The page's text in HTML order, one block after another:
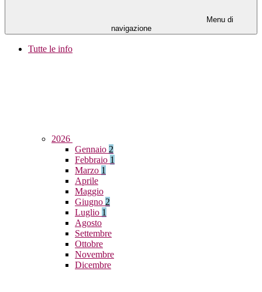
Menu di
navigazione
Tutte le info
2026
Gennaio 2
Febbraio 1
Marzo 1
Aprile
Maggio
Giugno 2
Luglio 1
Agosto
Settembre
Ottobre
Novembre
Dicembre